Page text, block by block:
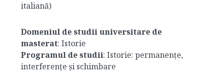
italiană)
Domeniul de studii universitare de
masterat: Istorie
Programul de studii: Istorie: permanențe,
interferențe și schimbare